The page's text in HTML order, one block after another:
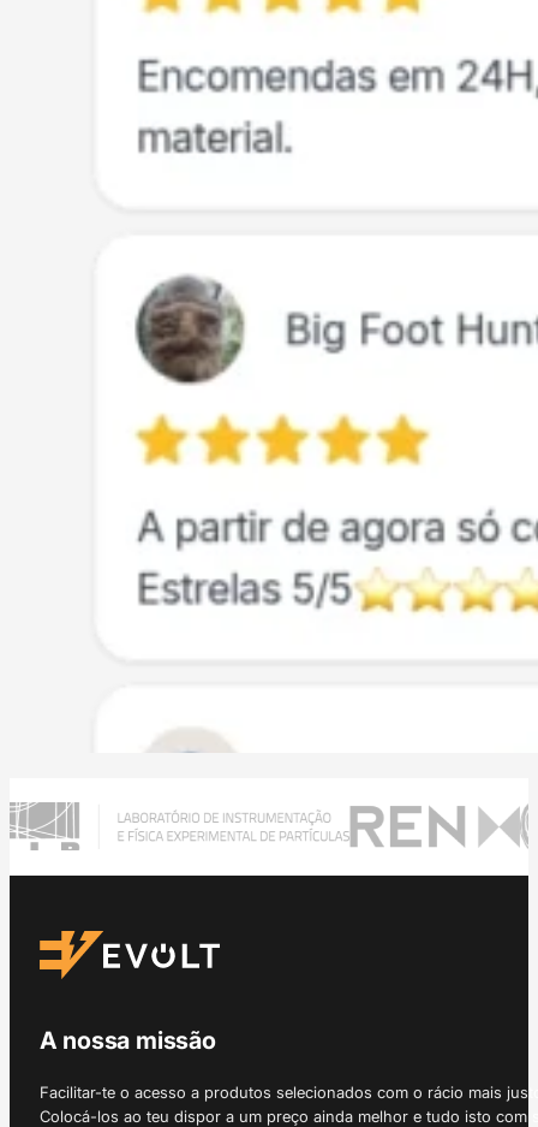
A nossa missão
Facilitar-te o acesso a produtos selecionados com o rácio mais
Colocá-los ao teu dispor a um preço ainda melhor e tudo isto